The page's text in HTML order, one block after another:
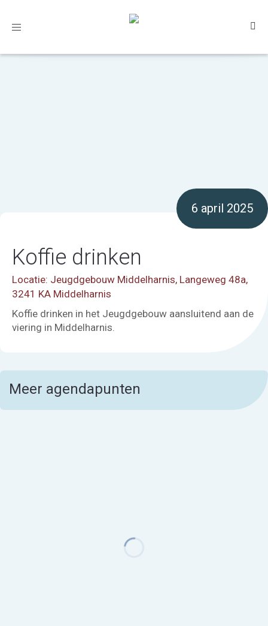
Toggle
6 april 2025
Koffie drinken
Locatie: Jeugdgebouw Middelharnis, Langeweg 48a,
3241 KA Middelharnis
Koffie drinken in het Jeugdgebouw aansluitend aan de
viering in Middelharnis.
Meer agendapunten